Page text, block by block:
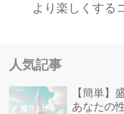
より楽しくする
人気記事
【簡単】
あなたの